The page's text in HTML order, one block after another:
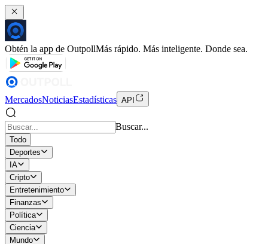
Obtén la app de OutpollMás rápido. Más inteligente. Donde sea.
MercadosNoticiasEstadísticas API
Buscar...
Todo
Deportes
IA
Cripto
Entretenimiento
Finanzas
Política
Ciencia
Mundo